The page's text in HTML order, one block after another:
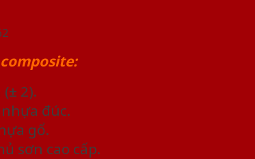
2).
đúc.
gổ.
sơn cao cấp.